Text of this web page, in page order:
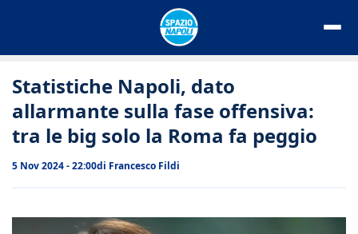
Statistiche Napoli, dato
allarmante sulla fase offensiva:
tra le big solo la Roma fa peggio
5 Nov 2024 - 22:00di Francesco Fildi